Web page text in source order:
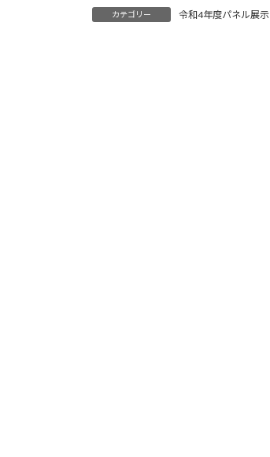
カテゴリー 令和4年度パネル展示